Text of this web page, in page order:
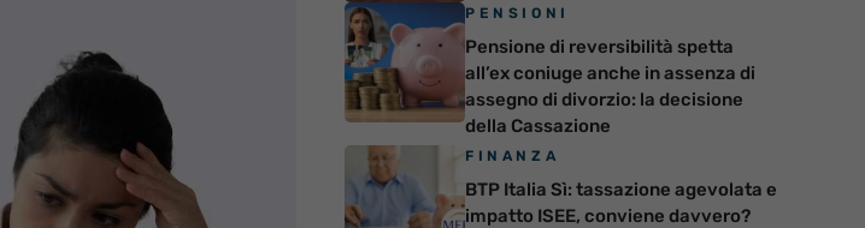
PENSIONI
Pensione di reversibilità spetta
all’ex coniuge anche in assenza di
assegno di divorzio: la decisione
della Cassazione
FINANZA
BTP Italia Sì: tassazione agevolata e
impatto ISEE, conviene davvero?